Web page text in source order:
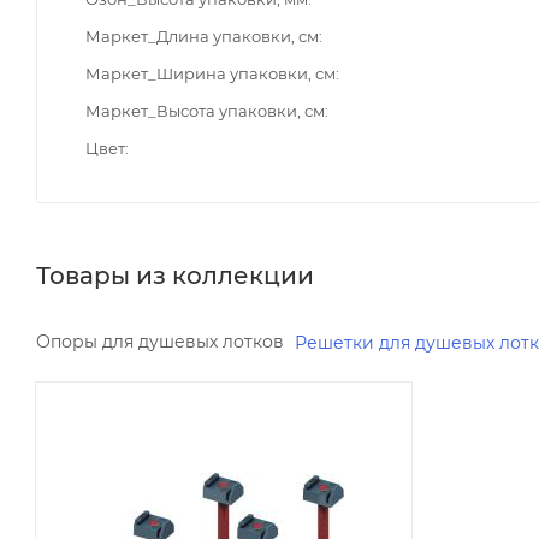
Маркет_Длина упаковки, см
Маркет_Ширина упаковки, см
Маркет_Высота упаковки, см
Цвет
Товары из коллекции
Опоры для душевых лотков Решетки для душевых
Душевые кабины, Товар,
00-00097118, 0.3